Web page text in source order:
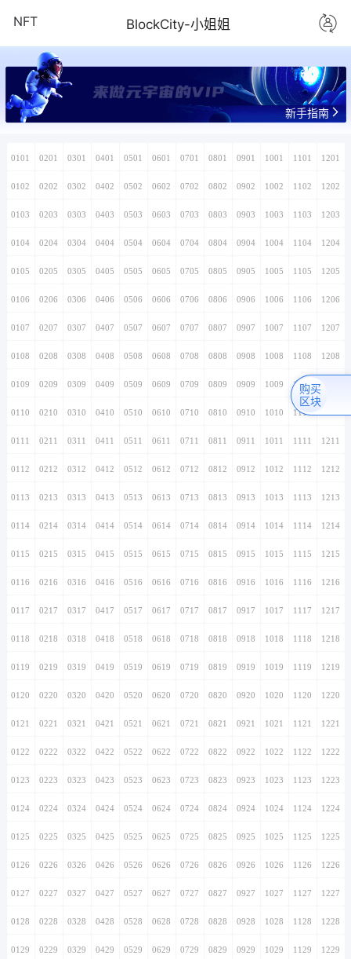
NFT BlockCity-小姐姐
来做元宇宙的VIP
新手指南
0101 0201 0301 0401 0501 0601 0701 0801 0901 1001 1101 1201
0102 0202 0302 0402 0502 0602 0702 0802 0902 1002 1102 1202
0103 0203 0303 0403 0503 0603 0703 0803 0903 1003 1103 1203
0104 0204 0304 0404 0504 0604 0704 0804 0904 1004 1104 1204
0105 0205 0305 0405 0505 0605 0705 0805 0905 1005 1105 1205
0106 0206 0306 0406 0506 0606 0706 0806 0906 1006 1106 1206
0107 0207 0307 0407 0507 0607 0707 0807 0907 1007 1107 1207
0108 0208 0308 0408 0508 0608 0708 0808 0908 1008 1108 1208
0109 0209 0309 0409 0509 0609 0709 0809 0909 1009 1109
0110 0210 0310 0410 0510 0610 0710 0810 0910 1010 1110
0111 0211 0311 0411 0511 0611 0711 0811 0911 1011 1111 1211
0112 0212 0312 0412 0512 0612 0712 0812 0912 1012 1112 1212
0113 0213 0313 0413 0513 0613 0713 0813 0913 1013 1113 1213
0114 0214 0314 0414 0514 0614 0714 0814 0914 1014 1114 1214
0115 0215 0315 0415 0515 0615 0715 0815 0915 1015 1115 1215
0116 0216 0316 0416 0516 0616 0716 0816 0916 1016 1116 1216
0117 0217 0317 0417 0517 0617 0717 0817 0917 1017 1117 1217
0118 0218 0318 0418 0518 0618 0718 0818 0918 1018 1118 1218
0119 0219 0319 0419 0519 0619 0719 0819 0919 1019 1119 1219
0120 0220 0320 0420 0520 0620 0720 0820 0920 1020 1120 1220
0121 0221 0321 0421 0521 0621 0721 0821 0921 1021 1121 1221
0122 0222 0322 0422 0522 0622 0722 0822 0922 1022 1122 1222
0123 0223 0323 0423 0523 0623 0723 0823 0923 1023 1123 1223
0124 0224 0324 0424 0524 0624 0724 0824 0924 1024 1124 1224
0125 0225 0325 0425 0525 0625 0725 0825 0925 1025 1125 1225
0126 0226 0326 0426 0526 0626 0726 0826 0926 1026 1126 1226
0127 0227 0327 0427 0527 0627 0727 0827 0927 1027 1127 1227
0128 0228 0328 0428 0528 0628 0728 0828 0928 1028 1128 1228
0129 0229 0329 0429 0529 0629 0729 0829 0929 1029 1129 1229
购买
区块